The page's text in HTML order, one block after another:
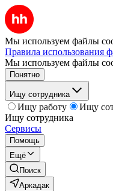
Мы используем файлы
Правила использования
Мы используем файлы
Понятно
Ищу сотрудника
Ищу работу
Ищу
Ищу сотрудника
Сервисы
Помощь
Ещё
Поиск
Аркадак